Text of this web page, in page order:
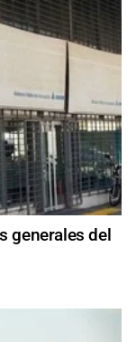
generales del